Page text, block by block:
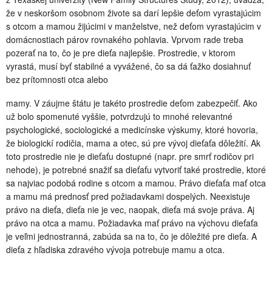
že v neskoršom osobnom živote sa darí lepšie deťom vyrastajúcim
s otcom a mamou žijúcimi v manželstve, než deťom vyrastajúcim v
domácnostiach párov rovnakého pohlavia. Vprvom rade treba
pozerať na to, čo je pre dieťa najlepšie. Prostredie, v ktorom
vyrastá, musí byť stabilné a vyvážené, čo sa dá ťažko dosiahnuť
bez prítomnosti otca alebo
mamy. V záujme štátu je takéto prostredie deťom zabezpečiť. Ako
už bolo spomenuté vyššie, potvrdzujú to mnohé relevantné
psychologické, sociologické a medicínske výskumy, ktoré hovoria,
že biologickí rodičia, mama a otec, sú pre vývoj dieťaťa dôležití. Ak
toto prostredie nie je dieťaťu dostupné (napr. pre smrť rodičov pri
nehode), je potrebné snažiť sa dieťaťu vytvoriť také prostredie, ktoré
sa najviac podobá rodine s otcom a mamou. Právo dieťaťa mať otca
a mamu má prednosť pred požiadavkami dospelých. Neexistuje
právo na dieťa, dieťa nie je vec, naopak, dieťa má svoje práva. Aj
právo na otca a mamu. Požiadavka mať právo na výchovu dieťaťa
je veľmi jednostranná, zabúda sa na to, čo je dôležité pre dieťa. A
dieťa z hľadiska zdravého vývoja potrebuje mamu a otca.